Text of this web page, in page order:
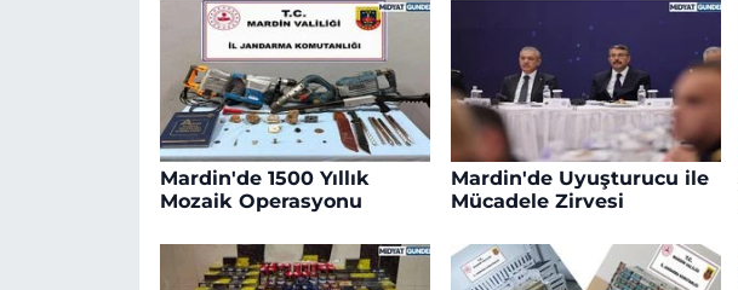
Mardin'de 1500 Yıllık
Mozaik Operasyonu
Mardin'de Uyuşturucu ile
Mücadele Zirvesi